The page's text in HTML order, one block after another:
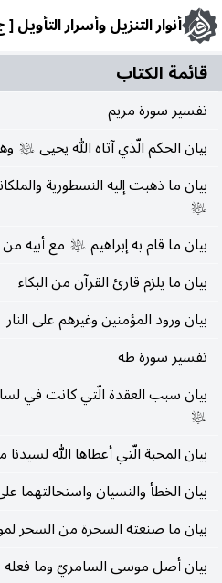
أنوار التنزيل وأسرار التأويل [ ج
قائمة الکتاب
تفسير سورة مريم
بيان الحكم الّذي آتاه الله يحيى عليه‌السلام
بيان ما ذهبت إليه النسطورية
عليه‌السلام
بيان ما قام به إبراهيم عليه‌السلام مع أبيه
بيان ما يلزم قارئ القرآن من البكاء
بيان ورود المؤمنين وغيرهم على النار
تفسير سورة طه
بيان سبب العقدة الّتي كانت في
عليه‌السلام
بيان المحبة الّتي أعطاها الله
بيان الخطأ والنسيان واستحالتهما
بيان ما صنعته السحرة من السحر
بيان أصل موسى السامريّ وما فعله
ولذلك خص بها العلماء.
عدي بمن فمعنى الخوف
فبالعكس.
(وَمَنْ يَقُلْ مِنْهُمْ من
إِلهٌ مِنْ دُونِهِ فَذلِكَ نَجْزِيهِ جَهَنَّمَ
وادعاء ذلك عن الملائكة
الربوبية. كَذلِكَ نَجْزِي
وادعاء الربوبية.